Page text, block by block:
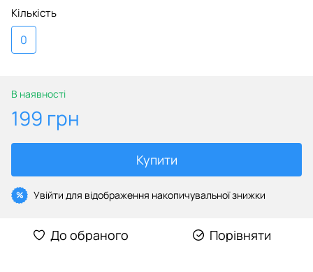
Кількість
0
В наявності
199 грн
Купити
% Увійти для відображення накопичувальної знижки
До обраного Порівняти